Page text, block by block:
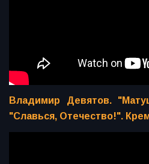
Владимир Девятов.
"Славься, Отечество!".